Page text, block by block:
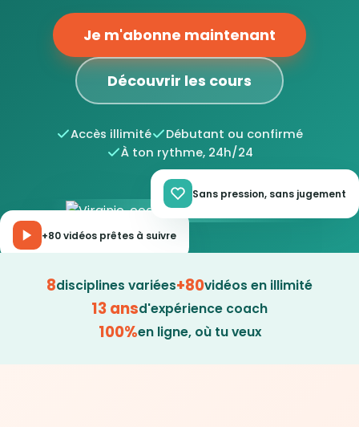
Je m'abonne maintenant
Découvrir les cours
Accès illimité
Débutant ou confirmé
À ton rythme, 24h/24
+80 vidéos prêtes à suivre
Sans pression, sans jugement
8disciplines variées+80vidéos en illimité
13 ansd'expérience coach
100%en ligne, où tu veux